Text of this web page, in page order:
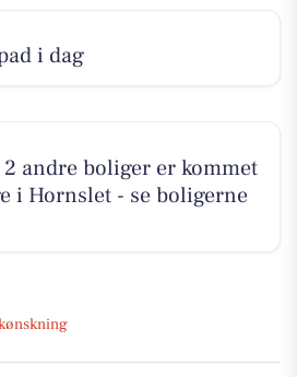
i dag
andre boliger er kommet
i Hornslet - se boligerne